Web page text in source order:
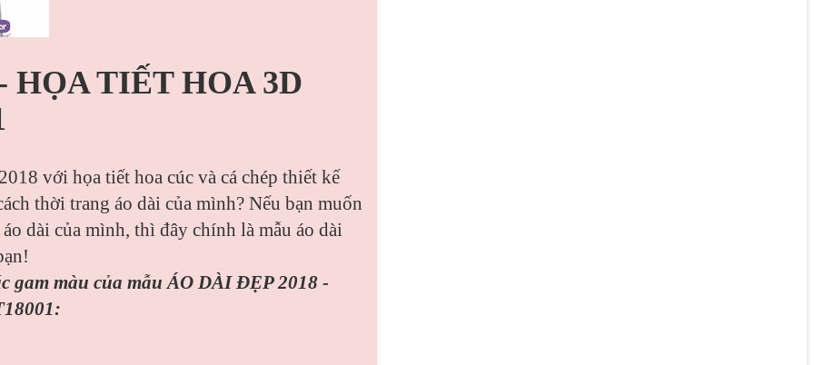
HỌA TIẾT HOA 3D
với họa tiết hoa cúc và cá chép thiết kế
thời trang áo dài của mình? Nếu bạn muốn
dài của mình, thì đây chính là mẫu áo dài
gam màu của mẫuÁO DÀI ĐẸP 2018 -